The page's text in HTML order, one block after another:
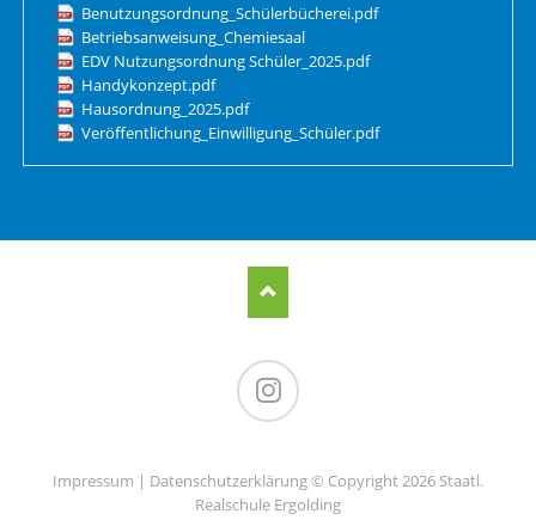
Benutzungsordnung_Schülerbücherei.pdf
Betriebsanweisung_Chemiesaal
EDV Nutzungsordnung Schüler_2025.pdf
Handykonzept.pdf
Hausordnung_2025.pdf
Veröffentlichung_Einwilligung_Schüler.pdf
Impressum | Datenschutzerklärung© Copyright 2026 Staatl.
Realschule Ergolding